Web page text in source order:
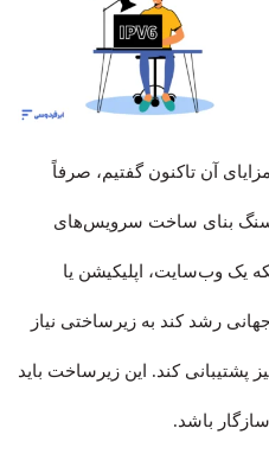
آن تاکنون گفتیم، صرفاً
سنگ بنای ساخت سرویس‌های
یک وب‌سایت، اپلیکیشن یا
رشد کند به زیرساختی نیاز
پشتیبانی کند. این زیرساخت باید
سازگار باشد.